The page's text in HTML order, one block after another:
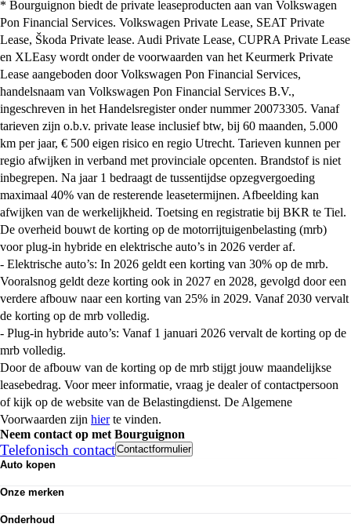
* Bourguignon biedt de private leaseproducten aan van Volkswagen
Pon Financial Services. Volkswagen Private Lease, SEAT Private
Lease, Škoda Private lease. Audi Private Lease, CUPRA Private Lease
en XLEasy wordt onder de voorwaarden van het Keurmerk Private
Lease aangeboden door Volkswagen Pon Financial Services,
handelsnaam van Volkswagen Pon Financial Services B.V.,
ingeschreven in het Handelsregister onder nummer 20073305. Vanaf
tarieven zijn o.b.v. private lease inclusief btw, bij 60 maanden, 5.000
km per jaar, € 500 eigen risico en regio Utrecht. Tarieven kunnen per
regio afwijken in verband met provinciale opcenten. Brandstof is niet
inbegrepen. Na jaar 1 bedraagt de tussentijdse opzegvergoeding
maximaal 40% van de resterende leasetermijnen. Afbeelding kan
afwijken van de werkelijkheid. Toetsing en registratie bij BKR te Tiel.
De overheid bouwt de korting op de motorrijtuigenbelasting (mrb)
voor plug-in hybride en elektrische auto’s in 2026 verder af.
- Elektrische auto’s: In 2026 geldt een korting van 30% op de mrb.
Vooralsnog geldt deze korting ook in 2027 en 2028, gevolgd door een
verdere afbouw naar een korting van 25% in 2029. Vanaf 2030 vervalt
de korting op de mrb volledig.
- Plug-in hybride auto’s: Vanaf 1 januari 2026 vervalt de korting op de
mrb volledig.
Door de afbouw van de korting op de mrb stijgt jouw maandelijkse
leasebedrag. Voor meer informatie, vraag je dealer of contactpersoon
of kijk op de website van de Belastingdienst. De Algemene
Voorwaarden zijn hierte vinden.
Neem contact op met Bourguignon
Telefonisch contactContactformulier
Auto kopen
Occasions
Elektrisch
Onze merken
Audi
Onderhoud